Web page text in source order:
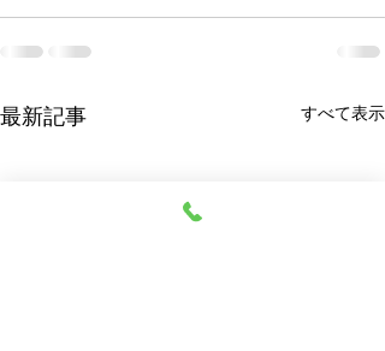
最新記事 すべて表示